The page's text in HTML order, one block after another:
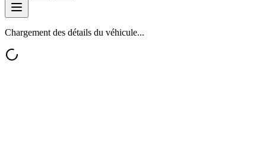
Chargement des détails du véhicule...